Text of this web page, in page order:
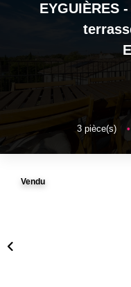
EYGUIÈRES
3pièce(s) •
Vendu